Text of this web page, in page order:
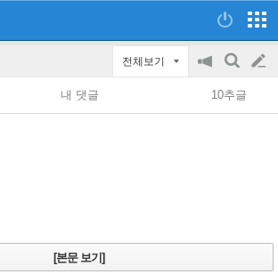
전체보기
공
지
on/off
검
색
글
쓰
내 댓글 10추글
[본문 보기]